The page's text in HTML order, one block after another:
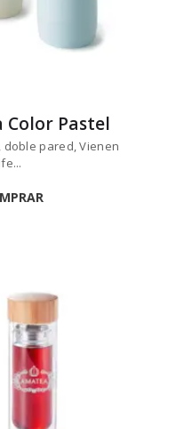
Color Pastel
doble pared, Vienen